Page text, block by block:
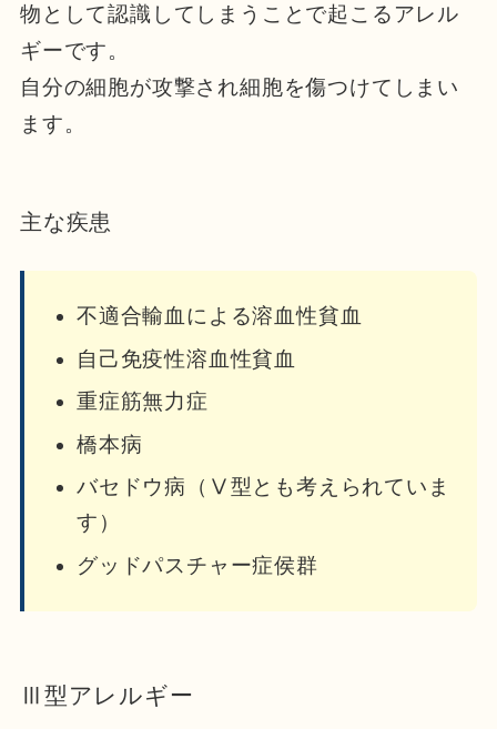
物として認識してしまうことで起こるアレル
ギーです。
自分の細胞が攻撃され細胞を傷つけてしまい
ます。
主な疾患
不適合輸血による溶血性貧血
自己免疫性溶血性貧血
重症筋無力症
橋本病
バセドウ病（Ⅴ型とも考えられていま
す）
グッドパスチャー症侯群
Ⅲ型アレルギー